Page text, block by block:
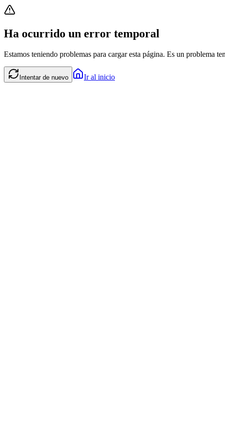
Ha ocurrido un error temporal
Estamos teniendo problemas para cargar esta página. Es un problema
Intentar de nuevo Ir al inicio